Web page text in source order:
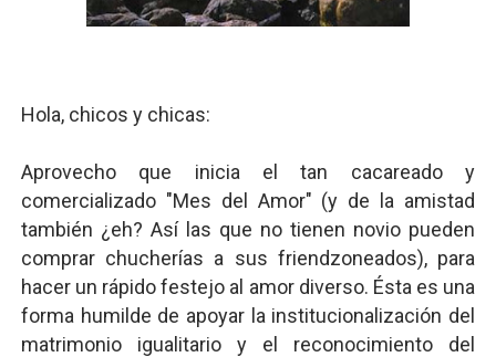
Mario: La epopeya del fontanero - Parte II
Pequeña Filmoteca Antifascista
Que no nos aplaste el Talón de Hierro
Pokémon: La película existencialista
Hola, chicos y chicas:
Aprovecho que inicia el tan cacareado y
comercializado "Mes del Amor" (y de la amistad
también ¿eh? Así las que no tienen novio pueden
comprar chucherías a sus friendzoneados), para
hacer un rápido festejo al amor diverso. Ésta es una
forma humilde de apoyar la institucionalización del
matrimonio igualitario y el reconocimiento del